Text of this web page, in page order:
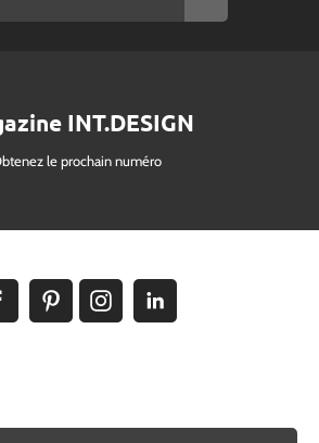
INT.DESIGN
le prochain numéro